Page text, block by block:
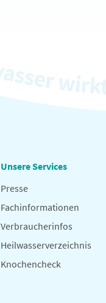
Unsere Services
Presse
Fachinformationen
Verbraucherinfos
Heilwasserverzeichnis
Knochencheck